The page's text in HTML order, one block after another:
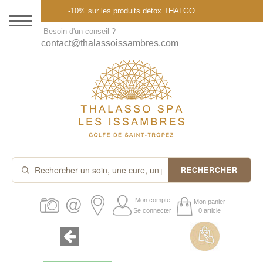
DESTINATION
THALASSO SPA
CURES ET FORFAITS
SOINS À LA CARTE
ABONNEMENTS
PROMOS
-10% sur les produits détox THALGO
Besoin d'un conseil ?
contact@thalassoissambres.com
RECHERCHER
Mon compte
Se connecter
Mon panier
0 article